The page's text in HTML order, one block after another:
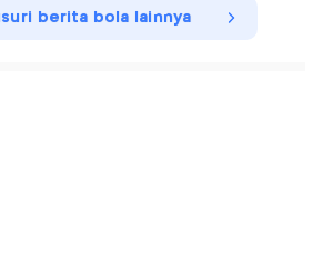
berita bola lainnya